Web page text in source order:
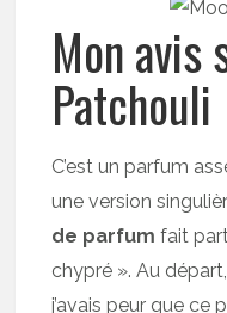
Mon avis
Patchouli
C’est un parfum
une version
de parfum fait
chypré ». Au
j’avais peur que ce